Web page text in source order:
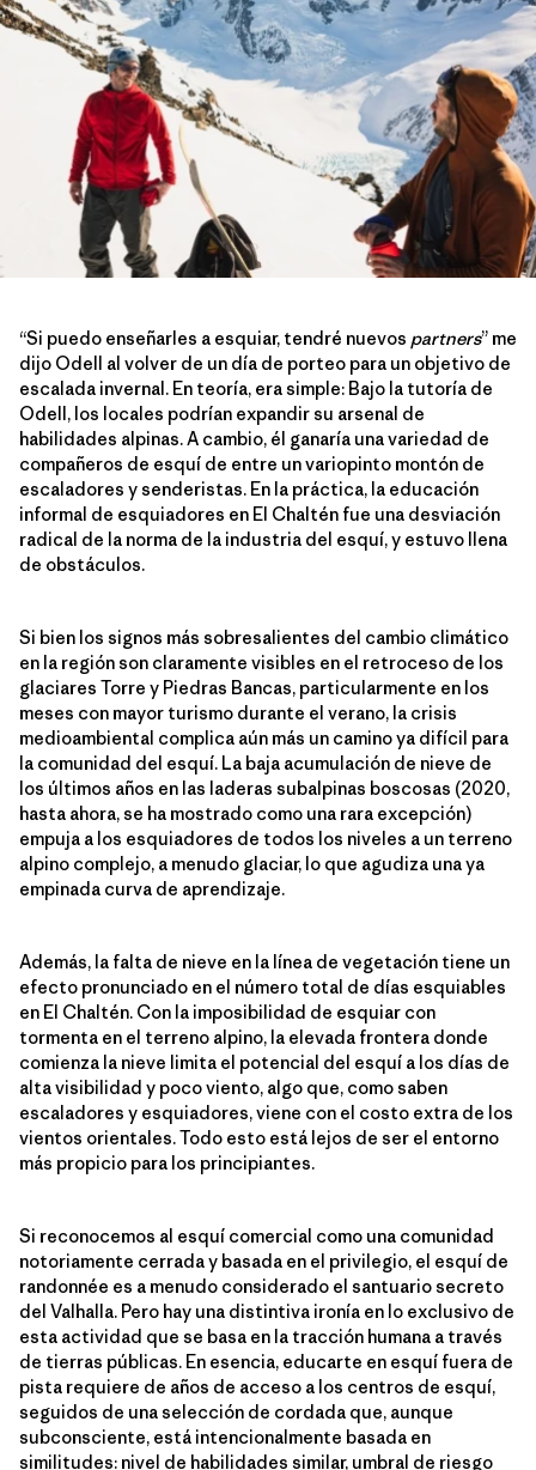
“Si puedo enseñarles a esquiar, tendré nuevos partners” me
dijo Odell al volver de un día de porteo para un objetivo de
escalada invernal. En teoría, era simple: Bajo la tutoría de
Odell, los locales podrían expandir su arsenal de
habilidades alpinas. A cambio, él ganaría una variedad de
compañeros de esquí de entre un variopinto montón de
escaladores y senderistas. En la práctica, la educación
informal de esquiadores en El Chaltén fue una desviación
radical de la norma de la industria del esquí, y estuvo llena
de obstáculos.
Si bien los signos más sobresalientes del cambio climático
en la región son claramente visibles en el retroceso de los
glaciares Torre y Piedras Bancas, particularmente en los
meses con mayor turismo durante el verano, la crisis
medioambiental complica aún más un camino ya difícil para
la comunidad del esquí. La baja acumulación de nieve de
los últimos años en las laderas subalpinas boscosas (2020,
hasta ahora, se ha mostrado como una rara excepción)
empuja a los esquiadores de todos los niveles a un terreno
alpino complejo, a menudo glaciar, lo que agudiza una ya
empinada curva de aprendizaje.
Además, la falta de nieve en la línea de vegetación tiene un
efecto pronunciado en el número total de días esquiables
en El Chaltén. Con la imposibilidad de esquiar con
tormenta en el terreno alpino, la elevada frontera donde
comienza la nieve limita el potencial del esquí a los días de
alta visibilidad y poco viento, algo que, como saben
escaladores y esquiadores, viene con el costo extra de los
vientos orientales. Todo esto está lejos de ser el entorno
más propicio para los principiantes.
Si reconocemos al esquí comercial como una comunidad
notoriamente cerrada y basada en el privilegio, el esquí de
randonnée es a menudo considerado el santuario secreto
del Valhalla. Pero hay una distintiva ironía en lo exclusivo de
esta actividad que se basa en la tracción humana a través
de tierras públicas. En esencia, educarte en esquí fuera de
pista requiere de años de acceso a los centros de esquí,
seguidos de una selección de cordada que, aunque
subconsciente, está intencionalmente basada en
similitudes: nivel de habilidades similar, umbral de riesgo